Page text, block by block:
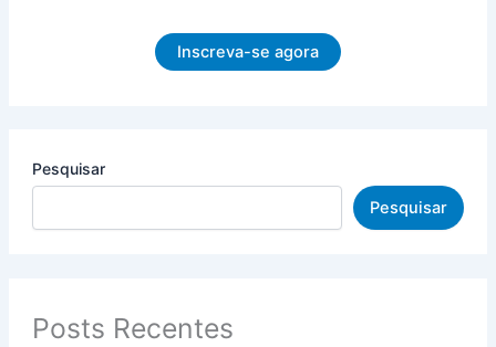
Inscreva-se agora
Pesquisar
Pesquisar
Posts Recentes